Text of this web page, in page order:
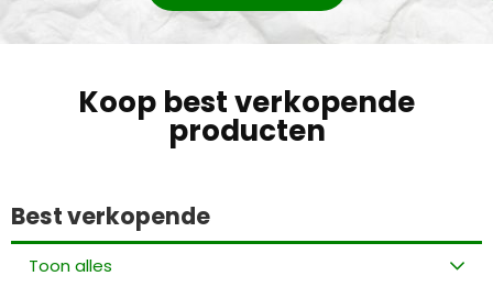
Koop best verkopende
producten
Best verkopende
Toon alles